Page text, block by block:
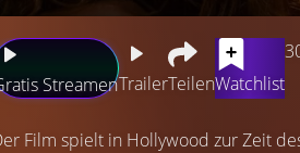
StreamenTrailerTeilenWatchlist
Film spielt in Hollywood zur Zeit